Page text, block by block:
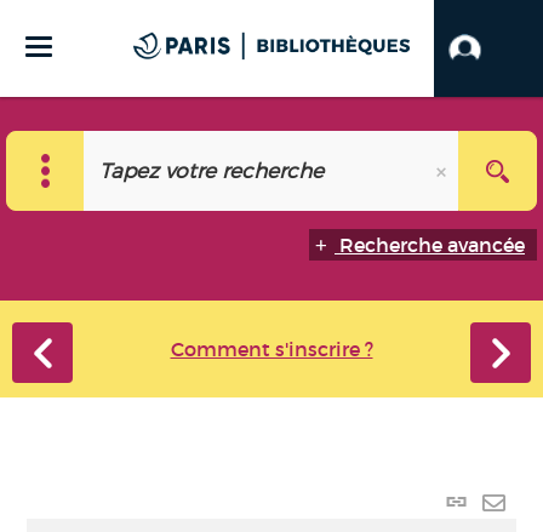
Recherche avancée
Comment s'inscrire ?
Lien